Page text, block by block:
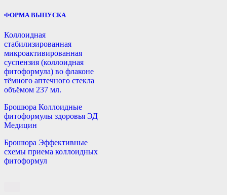
ФОРМА ВЫПУСКА
Коллоидная
стабилизированная
микроактивированная
суспензия (коллоидная
фитоформула) во флаконе
тёмного аптечного стекла
объёмом 237 мл.
Брошюра Коллоидные
фитоформулы здоровья ЭД
Медицин
Брошюра Эффективные
схемы приема коллоидных
фитоформул